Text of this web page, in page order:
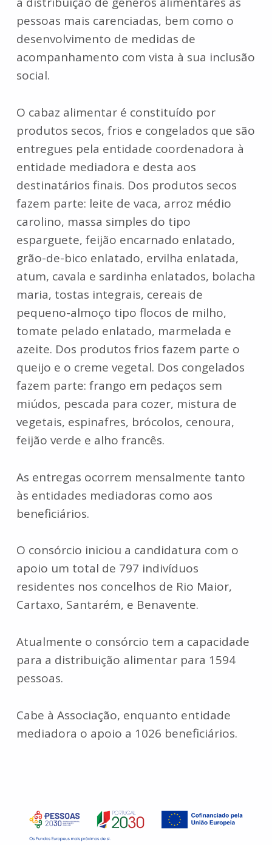
pessoas mais carenciadas, bem como o
desenvolvimento de medidas de
acompanhamento com vista à sua inclusão
social.
O cabaz alimentar é constituído por
produtos secos, frios e congelados que são
entregues pela entidade coordenadora à
entidade mediadora e desta aos
destinatários finais. Dos produtos secos
fazem parte: leite de vaca, arroz médio
carolino, massa simples do tipo
esparguete, feijão encarnado enlatado,
grão-de-bico enlatado, ervilha enlatada,
atum, cavala e sardinha enlatados, bolacha
maria, tostas integrais, cereais de
pequeno-almoço tipo flocos de milho,
tomate pelado enlatado, marmelada e
azeite. Dos produtos frios fazem parte o
queijo e o creme vegetal. Dos congelados
fazem parte: frango em pedaços sem
miúdos, pescada para cozer, mistura de
vegetais, espinafres, brócolos, cenoura,
feijão verde e alho francês.
As entregas ocorrem mensalmente tanto
às entidades mediadoras como aos
beneficiários.
O consórcio iniciou a candidatura com o
apoio um total de 797 indivíduos
residentes nos concelhos de Rio Maior,
Cartaxo, Santarém, e Benavente.
Atualmente o consórcio tem a capacidade
para a distribuição alimentar para 1594
pessoas.
Cabe à Associação, enquanto entidade
mediadora o apoio a 1026 beneficiários.